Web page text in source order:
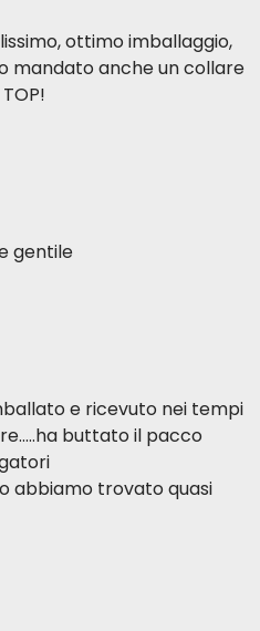
ottimo imballaggio,
mandato anche un collare
gentile
e ricevuto nei tempi
buttato il pacco
abbiamo trovato quasi